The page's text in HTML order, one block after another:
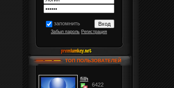
запомнить
Забыл пароль Регистрация
ТОП ПОЛЬЗОВАТЕЛЕЙ
filh
6422